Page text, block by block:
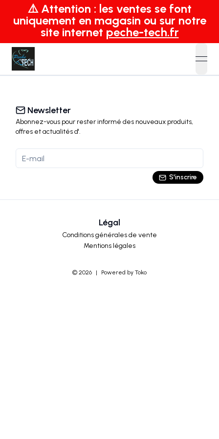
⚠️ Attention : les ventes se font
uniquement en magasin ou sur notre
site internet peche-tech.fr
Newsletter
Abonnez-vous pour rester informé des nouveaux produits,
offres et actualitésd'.
S'inscrire
Légal
Conditions générales de vente
Mentions légales
© 2026 | Powered by Toko